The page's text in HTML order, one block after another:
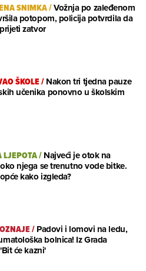
SNIMKA/Vožnja po zaleđenom
potopom, policija potvrdila da
zatvor
ŠKOLE/Nakon tri tjedna pauze
učenika ponovno u školskim
LJEPOTA/Najveći je otok na
njega se trenutno vode bitke.
kako izgleda?
/Padovi i lomovi na ledu,
bolnica! Iz Grada
će kazni'